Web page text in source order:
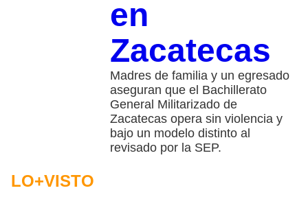
en
Zacatecas
Madres de familia y un egresado
aseguran que el Bachillerato
General Militarizado de
Zacatecas opera sin violencia y
bajo un modelo distinto al
revisado por la SEP.
LO+VISTO